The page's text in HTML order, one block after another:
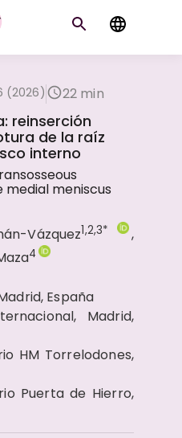
(2026)
22 min
reinserción
de la raíz
interno
meniscus
Vázquez1,2,3*
,
4
España
Madrid,
HM Torrelodones,
Puerta de Hierro,